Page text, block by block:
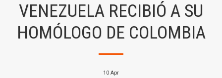
VENEZUELA RECIBIÓ A SU
HOMÓLOGO DE COLOMBIA
10 Apr